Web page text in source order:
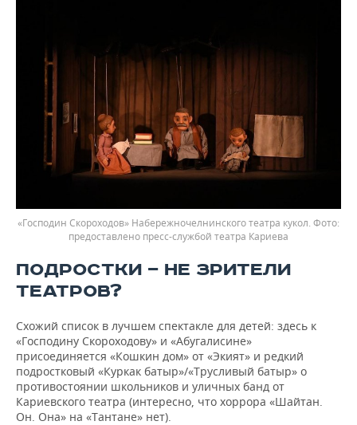
«Господин Скороходов» Набережночелнинского театра кукол.
предоставлено пресс-службой театра Кариева
ПОДРОСТКИ — НЕ ЗРИТЕЛИ
ТЕАТРОВ?
Схожий список в лучшем спектакле для детей: здесь к
«Господину Скороходову» и «Абугалисине»
присоединяется «Кошкин дом» от «Экият» и редкий
подростковый «Куркак батыр»/«Трусливый батыр» о
противостоянии школьников и уличных банд от
Кариевского театра (интересно, что хоррора «Шайтан.
Он. Она» на «Тантане» нет).